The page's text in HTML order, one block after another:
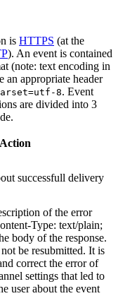
is HTTPS (at the
). An event is contained
(note: text encoding in
an appropriate header
8. Event
are divided into 3
Action
successfull delivery
of the error
Type: text/plain;
body of the response.
be resubmitted. It is
correct the error of
settings that led to
user about the event